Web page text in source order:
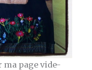
ma page vide-